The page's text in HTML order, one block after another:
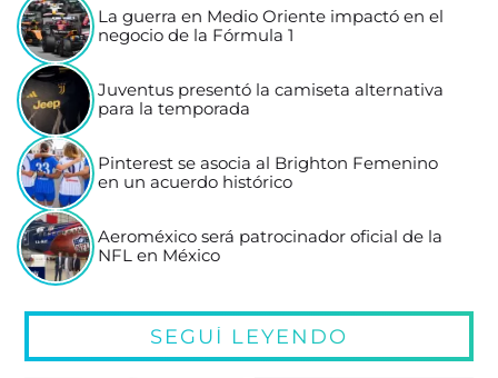
La guerra en Medio Oriente impactó en el
negocio de la Fórmula 1
Juventus presentó la camiseta alternativa
para la temporada
Pinterest se asocia al Brighton Femenino
en un acuerdo histórico
Aeroméxico será patrocinador oficial de la
NFL en México
SEGUÍ LEYENDO